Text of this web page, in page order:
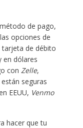
de pago,
opciones de
tarjeta de débito
en dólares
con Zelle,
seguras
EEUU, Venmo
hacer que tu